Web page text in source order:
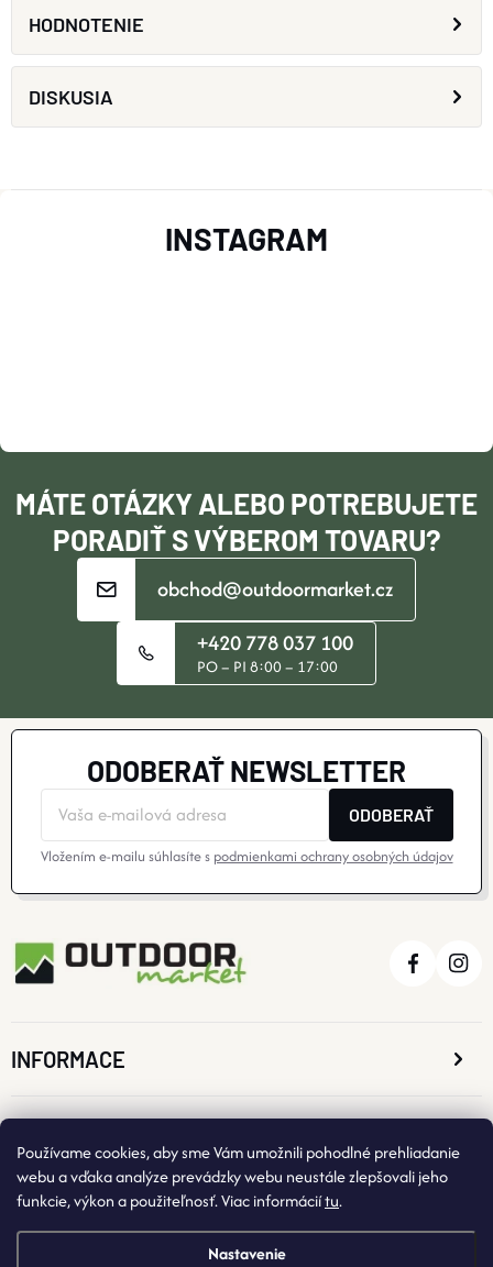
Používame cookies, aby sme Vám umožnili pohodlné prehliadanie
webu a vďaka analýze prevádzky webu neustále zlepšovali jeho
funkcie, výkon a použiteľnosť. Viac informáciítu.
Nastavenie
HODNOTENIE
DISKUSIA
T
MÁTE OTÁZKY ALEBO POTREBUJETE
PORADIŤ S VÝBEROM TOVARU?
obchod@outdoormarket.cz
+420 778 037 100
PO – PI 8:00 – 17:00
INSTAGRAM
ODOBERAŤ NEWSLETTER
ODOBERAŤ
Vložením e-mailu súhlasíte s podmienkami ochrany osobných údajov
INFORMACE
KONTAKTNÉ ÚDAJE